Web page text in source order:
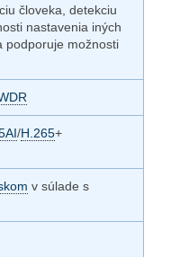
človeka, detekciu
nastavenia iných
podporuje možnosti
/H.265+
v súlade s